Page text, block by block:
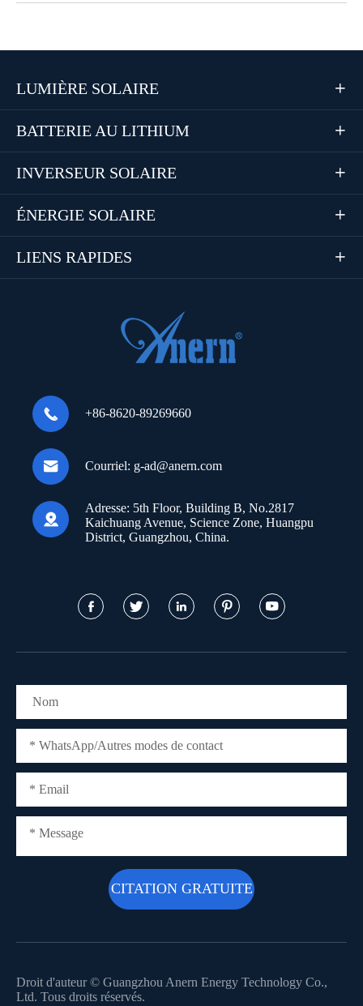
LUMIÈRE SOLAIRE 
BATTERIE AU LITHIUM 
INVERSEUR SOLAIRE 
ÉNERGIE SOLAIRE 
LIENS RAPIDES 
 +86-8620-89269660
 Courriel: g-ad@anern.com

Adresse: 5th Floor, Building B, No.2817
Kaichuang Avenue, Science Zone, Huangpu
District, Guangzhou, China.
    
Droit d'auteur © Guangzhou Anern Energy Technology Co.,
Ltd. Tous droits réservés.